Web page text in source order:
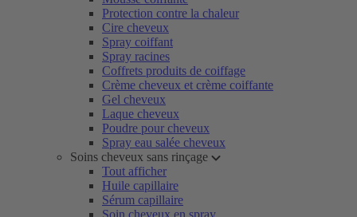
Protection contre la chaleur
Cire cheveux
Spray coiffant
Spray racines
Coffrets produits de coiffage
Crème cheveux et crème coiffante
Gel cheveux
Laque cheveux
Poudre pour cheveux
Spray eau salée cheveux
Soins cheveux sans rinçage
Tout afficher
Huile capillaire
Sérum capillaire
Soin cheveux en spray